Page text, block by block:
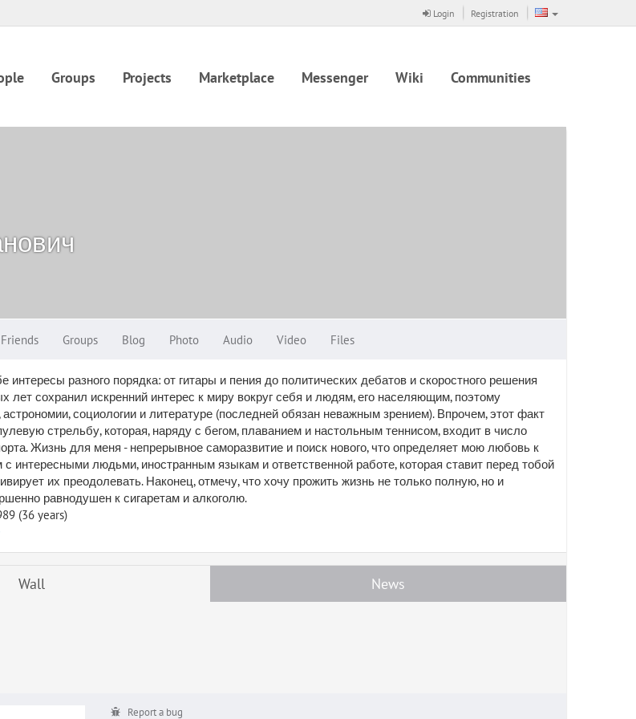
Login Registration
Groups Projects Marketplace Messenger Wiki Communities
Friends Groups Blog Photo Audio Video Files
интересы разного порядка: от гитары и пения до политических дебатов и скоростного решения
лет сохранил искренний интерес к миру вокруг себя и людям, его населяющим, поэтому
социологии и литературе (последней обязан неважным зрением). Впрочем, этот факт
стрельбу, которая, наряду с бегом, плаванием и настольным теннисом, входит в число
Жизнь для меня - непрерывное саморазвитие и поиск нового, что определяет мою любовь к
интересными людьми, иностранным языкам и ответственной работе, которая ставит перед тобой
их преодолевать. Наконец, отмечу, что хочу прожить жизнь не только полную, но и
равнодушен к сигаретам и алкоголю.
(36 years)
Wall News
Report a bug